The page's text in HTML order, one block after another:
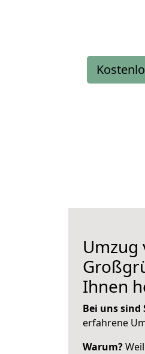
Umzug
Ihnen
Bei uns sind
erfahrene
Warum?